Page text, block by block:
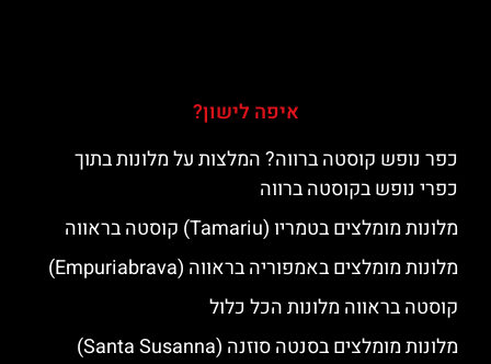
איפה לישון?
כפר נופש קוסטה ברווה? המלצות על מלונות בתוך
כפרי נופש בקוסטה ברווה
מלונות מומלצים בטמריו (Tamariu) קוסטה בראווה
מלונות מומלצים באמפוריה בראווה (Empuriabrava)
קוסטה בראווה מלונות הכל כלול
מלונות מומלצים בסנטה סוזנה (Santa Susanna)